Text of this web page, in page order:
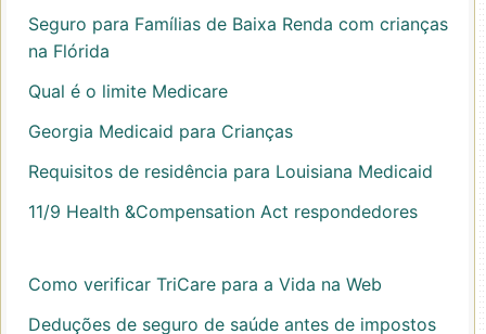
Seguro para Famílias de Baixa Renda com crianças
na Flórida
Qual é o limite Medicare
Georgia Medicaid para Crianças
Requisitos de residência para Louisiana Medicaid
11/9 Health &Compensation Act respondedores
Como verificar TriCare para a Vida na Web
Deduções de seguro de saúde antes de impostos